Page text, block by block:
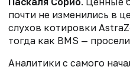
почти не изменились в
слухов котировки
тогда как BMS —
Аналитики с самого